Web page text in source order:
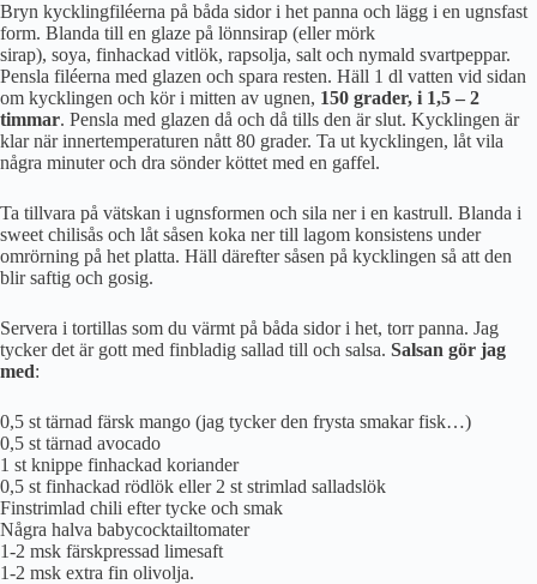
Bryn kycklingfiléerna på båda sidor i het panna och lägg i en ugnsfast
form. Blanda till en glaze på lönnsirap (eller mörk
sirap), soya, finhackad vitlök, rapsolja, salt och nymald svartpeppar.
Pensla filéerna med glazen och spara resten. Häll 1 dl vatten vid sidan
om kycklingen och kör i mitten av ugnen, 150 grader, i 1,5 – 2
timmar. Pensla med glazen då och då tills den är slut. Kycklingen är
klar när innertemperaturen nått 80 grader. Ta ut kycklingen, låt vila
några minuter och dra sönder köttet med en gaffel.
Ta tillvara på vätskan i ugnsformen och sila ner i en kastrull. Blanda i
sweet chilisås och låt såsen koka ner till lagom konsistens under
omrörning på het platta. Häll därefter såsen på kycklingen så att den
blir saftig och gosig.
Servera i tortillas som du värmt på båda sidor i het, torr panna. Jag
tycker det är gott med finbladig sallad till och salsa. Salsan gör jag
med:
0,5 st tärnad färsk mango (jag tycker den frysta smakar fisk…)
0,5 st tärnad avocado
1 st knippe finhackad koriander
0,5 st finhackad rödlök eller 2 st strimlad salladslök
Finstrimlad chili efter tycke och smak
Några halva babycocktailtomater
1-2 msk färskpressad limesaft
1-2 msk extra fin olivolja.